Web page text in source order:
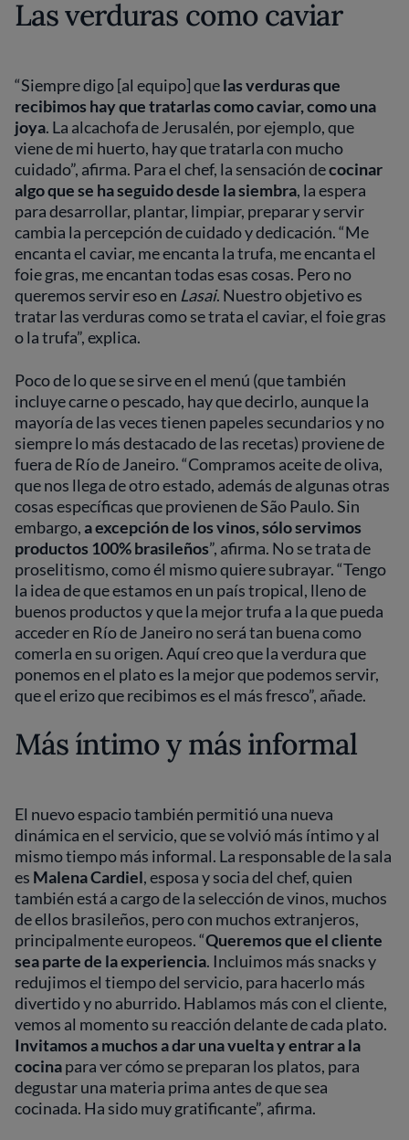
Las verduras como caviar
“Siempre digo [al equipo] quelas verduras que
recibimos hay que tratarlas como caviar, como una
joya. La alcachofa de Jerusalén, por ejemplo, que
viene de mi huerto, hay que tratarla con mucho
cuidado”, afirma. Para el chef, la sensación decocinar
algo que se ha seguido desde la siembra, la espera
para desarrollar, plantar, limpiar, preparar y servir
cambia la percepción de cuidado y dedicación. “Me
encanta el caviar, me encanta la trufa, me encanta el
foie gras, me encantan todas esas cosas. Pero no
queremos servir eso en Lasai. Nuestro objetivo es
tratar las verduras como se trata el caviar, el foie gras
o la trufa”, explica.
Poco de lo que se sirve en el menú (que también
incluye carne o pescado, hay que decirlo, aunque la
mayoría de las veces tienen papeles secundarios y no
siempre lo más destacado de las recetas) proviene de
fuera de Río de Janeiro. “Compramos aceite de oliva,
que nos llega de otro estado, además de algunas otras
cosas específicas que provienen de São Paulo. Sin
embargo,a excepción de los vinos, sólo servimos
productos 100% brasileños”, afirma. No se trata de
proselitismo, como él mismo quiere subrayar. “Tengo
la idea de que estamos en un país tropical, lleno de
buenos productos y que la mejor trufa a la que pueda
acceder en Río de Janeiro no será tan buena como
comerla en su origen. Aquí creo que la verdura que
ponemos en el plato es la mejor que podemos servir,
que el erizo que recibimos es el más fresco”, añade.
Más íntimo y más informal
El nuevo espacio también permitió una nueva
dinámica en el servicio, que se volvió más íntimo y al
mismo tiempo más informal. La responsable de la sala
es Malena Cardiel, esposa y socia del chef, quien
también está a cargo de la selección de vinos, muchos
de ellos brasileños, pero con muchos extranjeros,
principalmente europeos. “Queremos que el cliente
sea parte de la experiencia. Incluimos más snacks y
redujimos el tiempo del servicio, para hacerlo más
divertido y no aburrido. Hablamos más con el cliente,
vemos al momento su reacción delante de cada plato.
Invitamos a muchos a dar una vuelta y entrar a la
cocinapara ver cómo se preparan los platos, para
degustar una materia prima antes de que sea
cocinada. Ha sido muy gratificante”, afirma.